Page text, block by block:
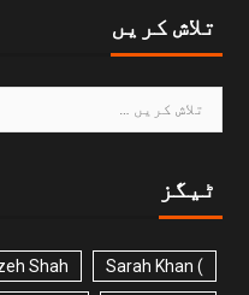
تلاش کریں
ٹیگز
) Sarah Khan
Shah